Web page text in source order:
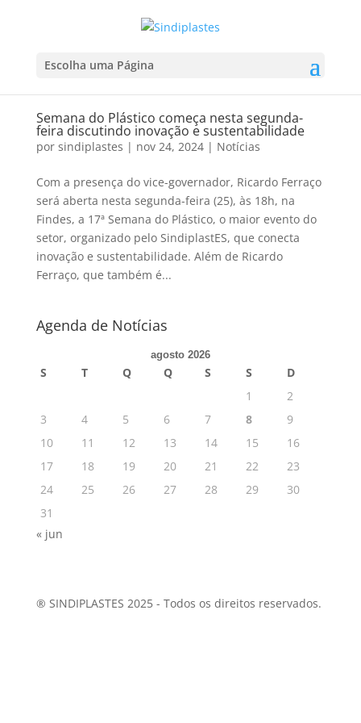
Escolha uma Página
Semana do Plástico começa nesta segunda-
feira discutindo inovação e sustentabilidade
por sindiplastes | nov 24, 2024| Notícias
Com a presença do vice-governador, Ricardo Ferraço
será aberta nesta segunda-feira (25), às 18h, na
Findes, a 17ª Semana do Plástico, o maior evento do
setor, organizado pelo SindiplastES, que conecta
inovação e sustentabilidade. Além de Ricardo
Ferraço, que também é...
Agenda de Notícias
agosto 2026
S T Q Q S S
D
1
2
3
4 5 6 7 8
9
10
11 12 13 14 15
16
17
18 19 20 21 22
23
24
25 26 27 28 29
30
31
« jun
® SINDIPLASTES 2025 - Todos os direitos reservados.